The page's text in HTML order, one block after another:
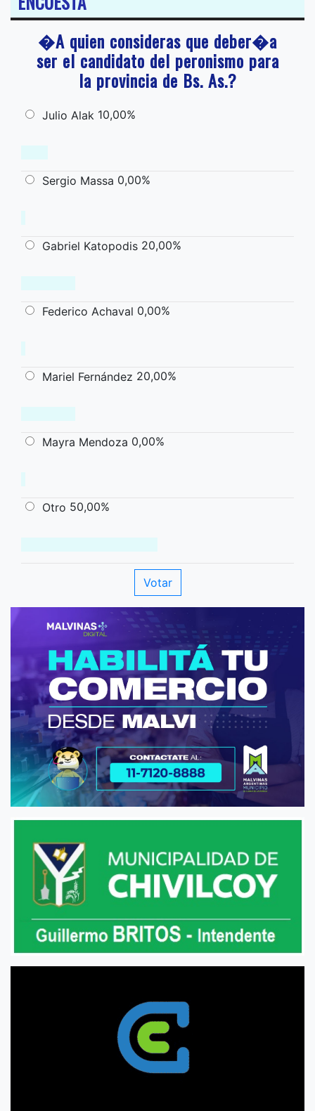
�A quien consideras que deber�a
ser el candidato del peronismo para
la provincia de Bs. As.?
Julio Alak 10,00%
Sergio Massa 0,00%
Gabriel Katopodis 20,00%
Federico Achaval 0,00%
Mariel Fernández 20,00%
Mayra Mendoza 0,00%
Otro 50,00%